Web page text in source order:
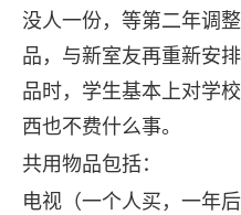
没人一份，等第二年调
品，与新室友再重新安
品时，学生基本上对学
西也不费什么事。
共用物品包括：
电视（一个人买，一年后